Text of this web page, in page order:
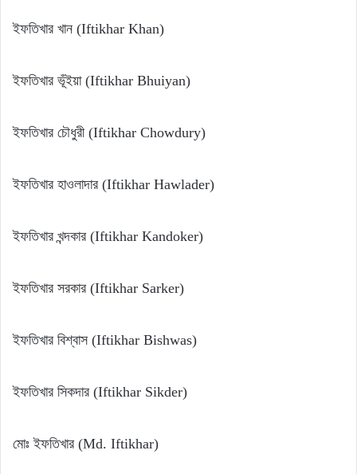
ইফতিখার খান (Iftikhar Khan)
ইফতিখার ভূঁইয়া (Iftikhar Bhuiyan)
ইফতিখার চৌধুরী (Iftikhar Chowdury)
ইফতিখার হাওলাদার (Iftikhar Hawlader)
ইফতিখার খন্দকার (Iftikhar Kandoker)
ইফতিখার সরকার (Iftikhar Sarker)
ইফতিখার বিশ্বাস (Iftikhar Bishwas)
ইফতিখার সিকদার (Iftikhar Sikder)
মোঃ ইফতিখার (Md. Iftikhar)